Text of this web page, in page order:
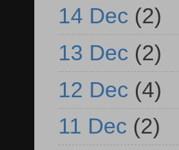
14 Dec (2)
13 Dec (2)
12 Dec (4)
11 Dec (2)